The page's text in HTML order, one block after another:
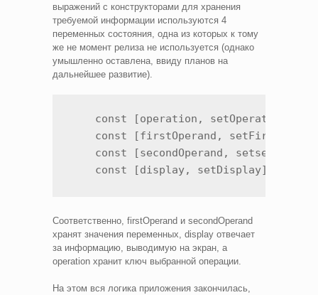
выражений с конструкторами для хранения
требуемой информации используются 4
переменных состояния, одна из которых к тому
же не момент релиза не используется (однако
умышленно оставлена, ввиду планов на
дальнейшее развитие).
const [operation, setOperation] =
const [firstOperand,
const [secondOperand,
const [display, setDisplay] =
Соответственно, firstOperand и secondOperand
хранят значения переменных, display отвечает
за информацию, выводимую на экран, а
operation хранит ключ выбранной операции.
На этом вся логика приложения закончилась,